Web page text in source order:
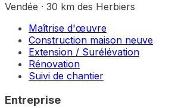
Vendée · 30 km des Herbiers
Maîtrise d'œuvre
Construction maison neuve
Extension / Surélévation
Rénovation
Suivi de chantier
Entreprise